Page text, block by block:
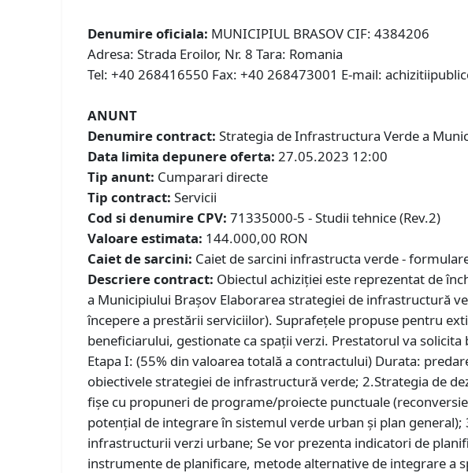
Denumire oficiala: MUNICIPIUL BRASOV CIF: 4384206
Adresa: Strada Eroilor, Nr. 8 Tara: Romania
Tel: +40 268416550 Fax: +40 268473001 E-mail:
ANUNT
Denumire contract:Strategia de Infrastructura Verde a
Data limita depunere oferta:27.05.2023 12:00
Tip anunt: Cumparari directe
Tip contract:Servicii
Cod si denumire CPV:71335000-5 - Studii tehnice (Rev.2)
Valoare estimata: 144.000,00 RON
Caiet de sarcini: Caiet de sarcini infrastructa verde -
Descriere contract: Obiectul achiziției este reprezentat de
a Municipiului Braşov Elaborarea strategiei de infrastructură
începere a prestării serviciilor). Suprafețele propuse pentru
beneficiarului, gestionate ca spații verzi. Prestatorul va
Etapa I: (55% din valoarea totală a contractului) Durata:
obiectivele strategiei de infrastructură verde; 2.Strategia de
fișe cu propuneri de programe/proiecte punctuale
potențial de integrare în sistemul verde urban și plan
infrastructurii verzi urbane; Se vor prezenta indicatori de
instrumente de planificare, metode alternative de integrare a